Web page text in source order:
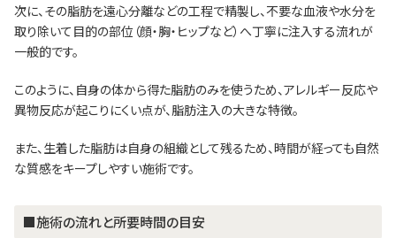
次に、その脂肪を遠心分離などの工程で精製し、不要な血液や水分を
取り除いて目的の部位（顔・胸・ヒップなど）へ丁寧に注入する流れが
一般的です。
このように、自身の体から得た脂肪のみを使うため、アレルギー反応や
異物反応が起こりにくい点が、脂肪注入の大きな特徴。
また、生着した脂肪は自身の組織として残るため、時間が経っても自然
な質感をキープしやすい施術です。
■施術の流れと所要時間の目安